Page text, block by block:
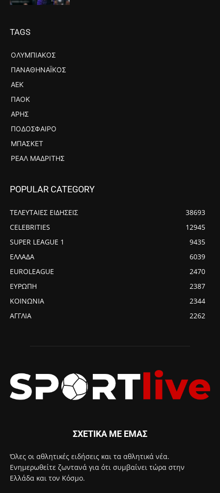
TAGS
ΟΛΥΜΠΙΑΚΌΣ
ΠΑΝΑΘΗΝΑΪΚΌΣ
ΑΕΚ
ΠΑΟΚ
ΆΡΗΣ
ΠΟΔΌΣΦΑΙΡΟ
ΜΠΆΣΚΕΤ
ΡΕΆΛ ΜΑΔΡΊΤΗΣ
POPULAR CATEGORY
ΤΕΛΕΥΤΑΙΕΣ ΕΙΔΗΣΕΙΣ
38693
CELEBRITIES
12945
SUPER LEAGUE 1
9435
ΕΛΛΑΔΑ
6039
EUROLEAGUE
2470
ΕΥΡΩΠΗ
2387
ΚΟΙΝΩΝΙΑ
2344
ΑΓΓΛΙΑ
2262
ΣΧΕΤΙΚΑ ΜΕ ΕΜΑΣ
Όλες οι αθλητικές ειδήσεις και τα αθλητικά νέα.
Ενημερωθείτε ζωντανά για ότι συμβαίνει τώρα στην
Ελλάδα και τον Κόσμο.